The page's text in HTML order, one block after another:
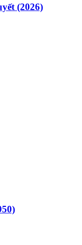
(2026)